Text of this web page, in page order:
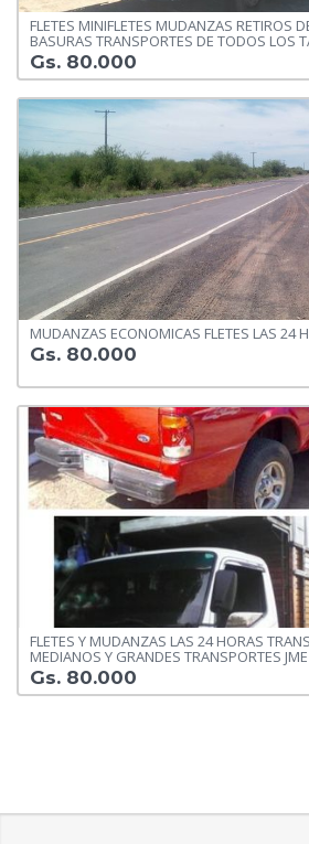
FLETES MINIFLETES MUDANZAS RETIROS
BASURAS TRANSPORTES DE TODOS LOS
Gs. 80.000
MUDANZAS ECONOMICAS FLETES LAS 24
Gs. 80.000
FLETES Y MUDANZAS LAS 24 HORAS
MEDIANOS Y GRANDES TRANSPORTES JME
Gs. 80.000